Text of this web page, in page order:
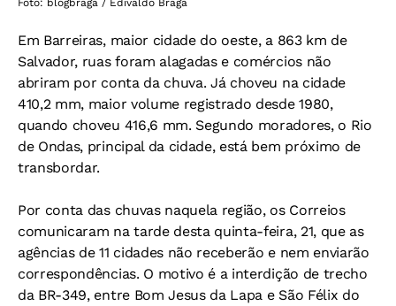
Em Barreiras, maior cidade do oeste, a 863 km de
Salvador, ruas foram alagadas e comércios não
abriram por conta da chuva. Já choveu na cidade
410,2 mm, maior volume registrado desde 1980,
quando choveu 416,6 mm. Segundo moradores, o Rio
de Ondas, principal da cidade, está bem próximo de
transbordar.
Por conta das chuvas naquela região, os Correios
comunicaram na tarde desta quinta-feira, 21, que as
agências de 11 cidades não receberão e nem enviarão
correspondências. O motivo é a interdição de trecho
da BR-349, entre Bom Jesus da Lapa e São Félix do